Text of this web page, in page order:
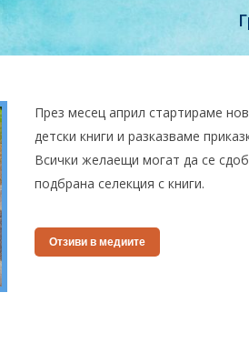
През месец април стартираме
детски книги и разказваме
Всички желаещи могат да се
подбрана селекция с книги.
Отзиви в медиите